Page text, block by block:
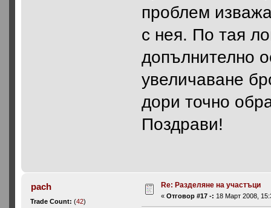
проблем
с нея. По тая
допълнително
увеличаване
дори точно
Поздрави!
pach
Trade Count:(42)
Re: Разделяне на участъци
«Отговор #17 -: 18 Март 2008,